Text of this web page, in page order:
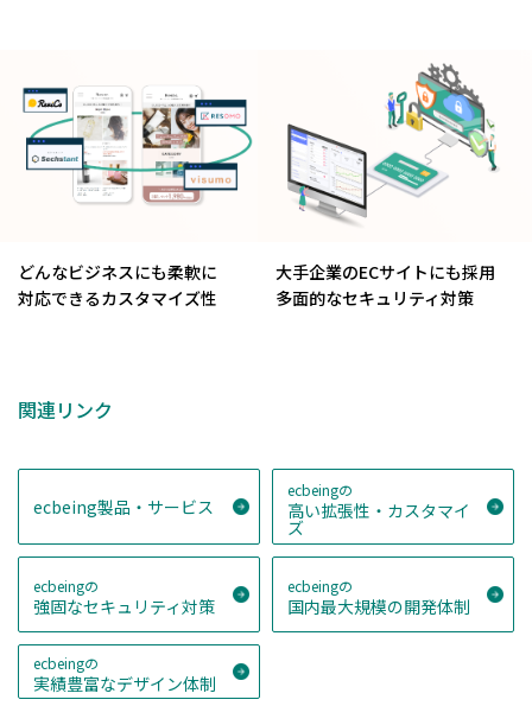
どんなビジネスにも柔軟に
対応できるカスタマイズ性
大手企業のECサイトにも採用
多面的なセキュリティ対策
関連リンク
ecbeing製品・サービス
ecbeingの
高い拡張性・カスタマイ
ズ
ecbeingの
強固なセキュリティ対策
ecbeingの
国内最大規模の開発体制
ecbeingの
実績豊富なデザイン体制